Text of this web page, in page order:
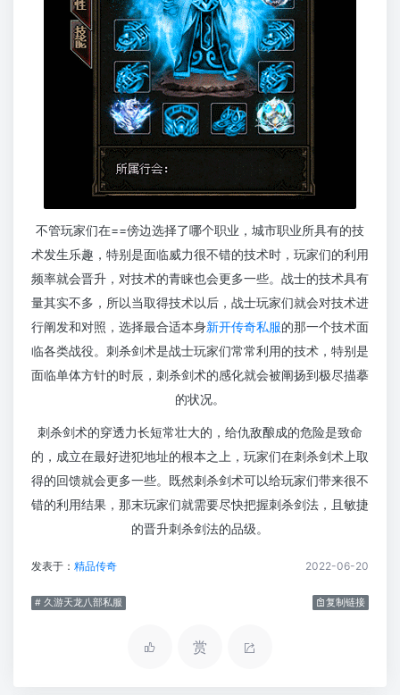
不管玩家们在==傍边选择了哪个职业，城市职业所具有的技
术发生乐趣，特别是面临威力很不错的技术时，玩家们的利用
频率就会晋升，对技术的青睐也会更多一些。战士的技术具有
量其实不多，所以当取得技术以后，战士玩家们就会对技术进
行阐发和对照，选择最合适本身新开传奇私服的那一个技术面
临各类战役。刺杀剑术是战士玩家们常常利用的技术，特别是
面临单体方针的时辰，刺杀剑术的感化就会被阐扬到极尽描摹
的状况。
刺杀剑术的穿透力长短常壮大的，给仇敌酿成的危险是致命
的，成立在最好进犯地址的根本之上，玩家们在刺杀剑术上取
得的回馈就会更多一些。既然刺杀剑术可以给玩家们带来很不
错的利用结果，那末玩家们就需要尽快把握刺杀剑法，且敏捷
的晋升刺杀剑法的品级。
发表于： 精品传奇 2022-06-20
# 久游天龙八部私服 复制链接
赏